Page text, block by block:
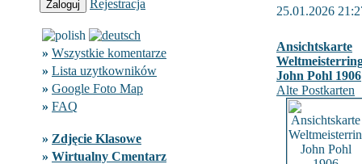
Rejestracja
» Wszystkie komentarze
» Lista uzytkowników
» Google Foto Map
» FAQ
» Zdjęcie Klasowe
» Wirtualny Cmentarz
25.01.2026
Ansichtskarte
John Pohl 1906
Alte Postkarten